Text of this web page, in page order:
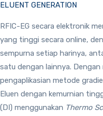
ELUENT GENERATION
RFIC-EG secara elektronik
yang tinggi secara online,
sempurna setiap harinya,
satu dengan lainnya.
pengaplikasian metode
Eluen dengan kemurnian
(DI) menggunakan Thermo